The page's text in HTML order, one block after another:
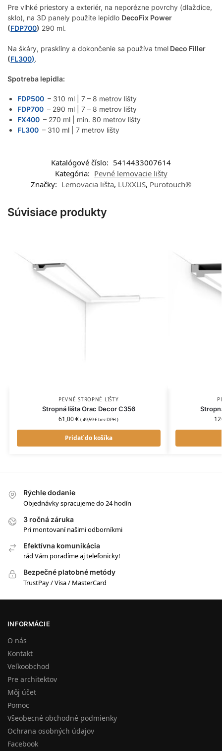
Pre vlhké priestory a exteriér, na neporézne povrchy (dlaždice,
sklo), na 3D panely použite lepidlo DecoFix Power
(FDP700) 290 ml.
Na škáry, praskliny a dokončenie sa používa tmel Deco Filler
(FL300).
Spotreba lepidla:
FDP500 – 310 ml | 7 – 8 metrov lišty
FDP700 – 290 ml | 7 – 8 metrov lišty
FX400 – 270 ml | min. 80 metrov lišty
FL300 – 310 ml | 7 metrov lišty
Katalógové číslo: 5414433007614
Kategória: Pevné lemovacie lišty
Značky: Lemovacia lišta, LUXXUS, Purotouch®
Súvisiace produkty
PEVNÉ STROPNÉ LIŠTY
Stropná lišta Orac Decor C356
61,00€ (49,59€bez DPH )
Pridať do košíka
Rýchle dodanie
Objednávky spracujeme do 24 hodín
3 ročná záruka
Pri montovaní našimi odborníkmi
Efektívna komunikácia
rád Vám poradíme aj telefonicky!
Bezpečné platobné metódy
TrustPay / Visa / MasterCard
INFORMÁCIE
O nás
Kontakt
Veľkoobchod
Pre architektov
Môj účet
Pomoc
Všeobecné obchodné podmienky
Ochrana osobných údajov
Facebook